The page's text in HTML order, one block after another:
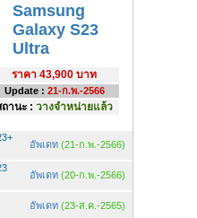
Samsung
Galaxy S23
Ultra
ราคา 43,900 บาท
Update : 21-ก.พ.-2566
ถานะ : วางจำหน่ายแล้ว
อัพเดท (21-ก.พ.-2566)
อัพเดท (20-ก.พ.-2566)
อัพเดท (23-ส.ค.-2565)